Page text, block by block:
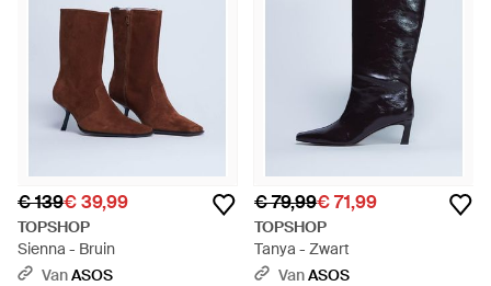
€ 139€ 39,99
TOPSHOP
Sienna - Bruin
VanASOS
€ 79,99€ 71,99
TOPSHOP
Tanya - Zwart
VanASOS